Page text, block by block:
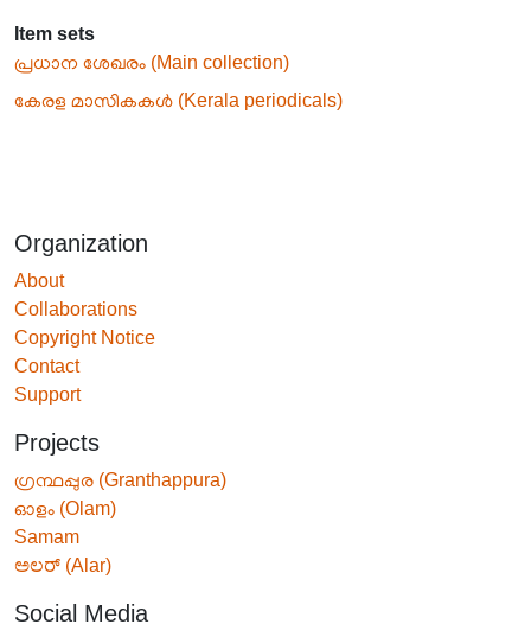
Item sets
പ്രധാന ശേഖരം (Main collection)
കേരള മാസികകൾ (Kerala periodicals)
Organization
About
Collaborations
Copyright Notice
Contact
Support
Projects
ഗ്രന്ഥപ്പുര (Granthappura)
ഓളം (Olam)
Samam
ಅಲರ್ (Alar)
Social Media